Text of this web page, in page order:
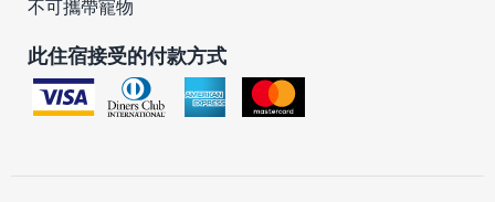
不可攜帶寵物
此住宿接受的付款方式